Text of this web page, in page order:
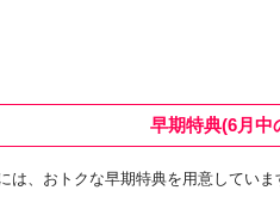
早期特典(6月中
は、おトクな早期特典を用意していま